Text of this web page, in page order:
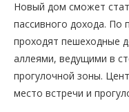
Новый дом сможет
пассивного дохода. По
проходят пешеходные
аллеями, ведущими в
прогулочной зоны.
место встречи и